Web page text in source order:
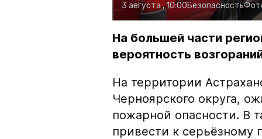
3 августа , 10:00Безопасность
На большей части
вероятность
На территории
Черноярского округа,
пожарной опасности. В
привести к серьёзному